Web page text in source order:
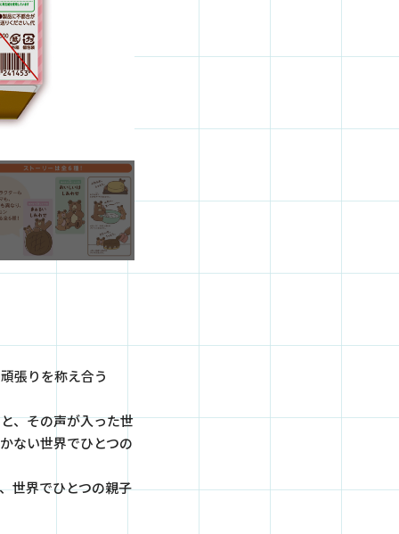
張りを称え合う
、その声が入った世
ない世界でひとつの
世界でひとつの親子